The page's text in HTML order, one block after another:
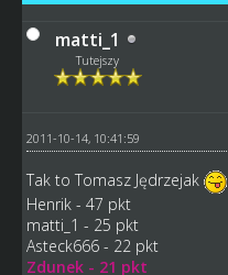
matti_1
Tutejszy
2011-10-14, 10:41:59
Tak to Tomasz Jędrzejak
Henrik - 47 pkt
matti_1 - 25 pkt
Asteck666 - 22 pkt
Zdunek - 21 pkt